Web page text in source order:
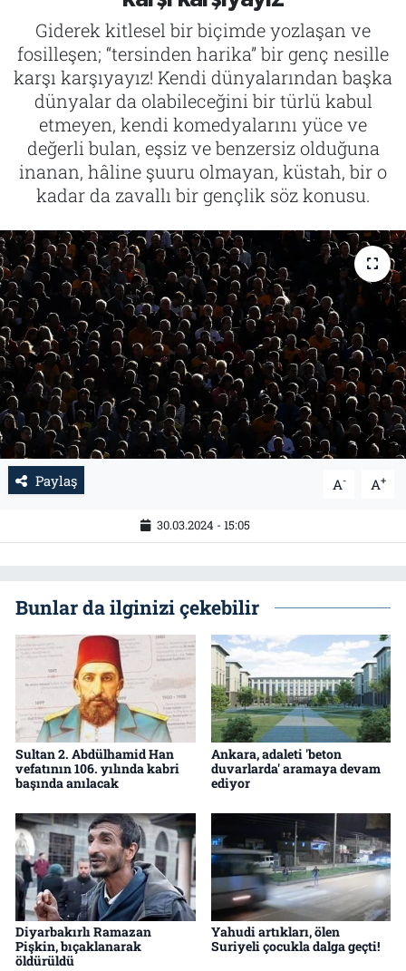
Giderek kitlesel bir biçimde yozlaşan ve
fosilleşen; “tersinden harika” bir genç nesille
karşı karşıyayız! Kendi dünyalarından başka
dünyalar da olabileceğini bir türlü kabul
etmeyen, kendi komedyalarını yüce ve
değerli bulan, eşsiz ve benzersiz olduğuna
inanan, hâline şuuru olmayan, küstah, bir o
kadar da zavallı bir gençlik söz konusu.
Paylaş A- A+
30.03.2024 - 15:05
Bunlar da ilginizi çekebilir
Sultan 2. Abdülhamid Han
vefatının 106. yılında kabri
başında anılacak
Ankara, adaleti 'beton
duvarlarda' aramaya devam
ediyor
Diyarbakırlı Ramazan
Pişkin, bıçaklanarak
öldürüldü
Yahudi artıkları, ölen
Suriyeli çocukla dalga geçti!
Tarih
İletişim
Künye